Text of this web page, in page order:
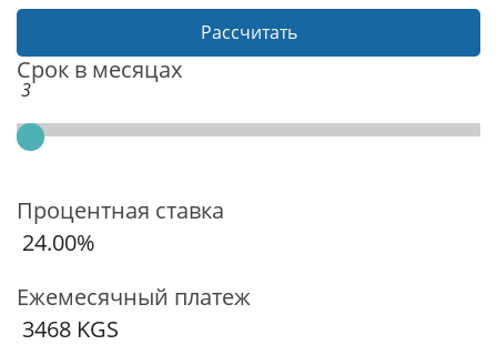
Рассчитать
Срок в месяцах
3
Процентная ставка
24.00%
Ежемесячный платеж
3468 KGS